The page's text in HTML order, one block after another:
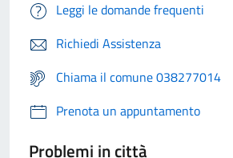
Leggi le domande frequenti
Richiedi Assistenza
Chiama il comune 038277014
Prenota un appuntamento
Problemi in città